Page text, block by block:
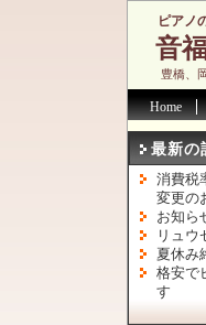
ピアノ
音
豊橋、
Home
最新の
消費税
変更の
お知ら
リュウ
夏休み
格安で
す